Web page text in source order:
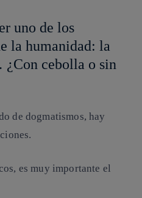
uno de los
la humanidad: la
cebolla o sin
de dogmatismos, hay
es muy importante el